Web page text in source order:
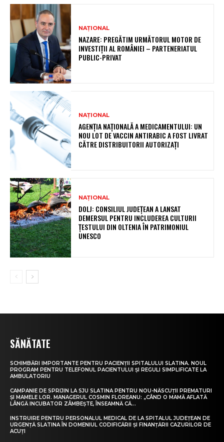
NAȚIONAL
NAZARE: PREGĂTIM URMĂTORUL MOTOR DE
INVESTIȚII AL ROMÂNIEI – PARTENERIATUL
PUBLIC-PRIVAT
NAȚIONAL
AGENȚIA NAȚIONALĂ A MEDICAMENTULUI: UN
NOU LOT DE VACCIN ANTIRABIC A FOST LIVRAT
CĂTRE DISTRIBUITORII AUTORIZAȚI
NAȚIONAL
DOLJ: CONSILIUL JUDEȚEAN A LANSAT
DEMERSUL PENTRU INCLUDEREA CULTURII
ȚESTULUI DIN OLTENIA ÎN PATRIMONIUL
UNESCO
SĂNĂTATE
SCHIMBĂRI IMPORTANTE PENTRU PACIENȚII SPITALULUI SLATINA. NOUL
PROGRAM PENTRU TELEFONUL PACIENTULUI ȘI REGULI SIMPLIFICATE LA
AMBULATORIU
CAMPANIE DE SPRIJIN LA SJU SLATINA PENTRU NOU-NĂSCUȚII PREMATURI
ȘI MAMELE LOR. MANAGERUL COSMIN FLOREANU: „CÂND O MAMĂ AFLATĂ
LÂNGĂ INCUBATOR ZÂMBEȘTE, ÎNSEAMNĂ CĂ...
INSTRUIRE PENTRU PERSONALUL MEDICAL DE LA SPITALUL JUDEȚEAN DE
URGENȚĂ SLATINA ÎN DOMENIUL CODIFICĂRII ȘI FINANȚĂRII CAZURILOR DE
ACUȚI